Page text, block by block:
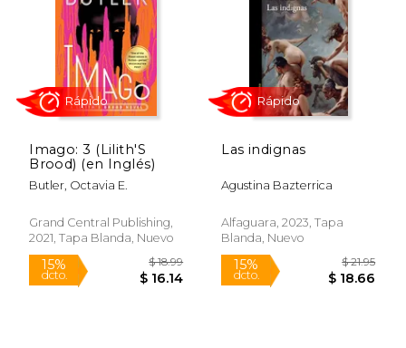
dcto. dcto.
Imago: 3 (Lilith'S
Brood) (en Inglés)
Butler, Octavia E.
Grand Central Publishing,
2021, Tapa Blanda, Nuevo
Las indignas
Agustina Bazterrica
Alfaguara, 2023, Tapa
Blanda, Nuevo